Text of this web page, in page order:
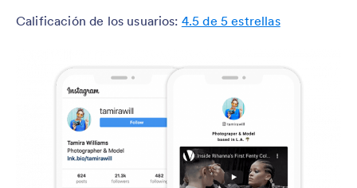
Calificación de los usuarios: 4.5 de 5 estrellas